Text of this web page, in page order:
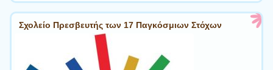
Σχολείο Πρεσβευτής των 17 Παγκόσμιων Στόχων